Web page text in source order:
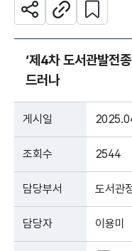
공유하기주소복사
‘제4차 도서관발전
드러나
게시일
조회수 2544
담당부서 도서관
담당자 이용미